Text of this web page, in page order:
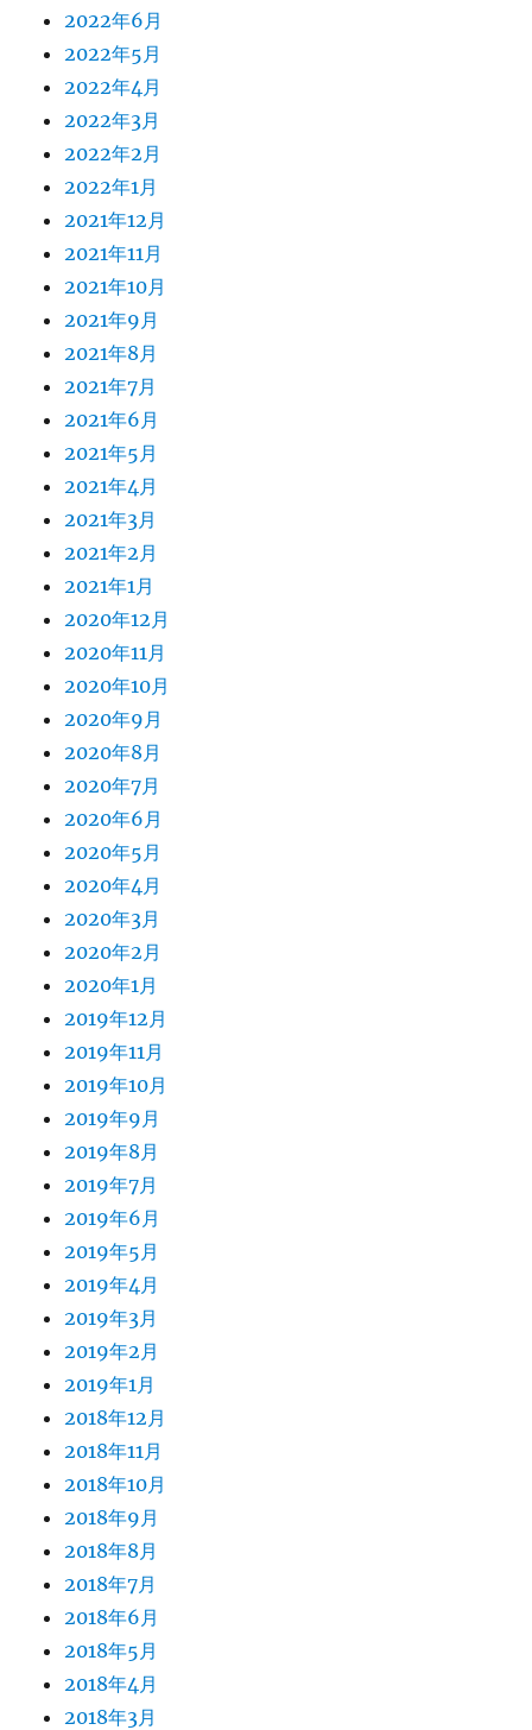
2022年6月
2022年5月
2022年4月
2022年3月
2022年2月
2022年1月
2021年12月
2021年11月
2021年10月
2021年9月
2021年8月
2021年7月
2021年6月
2021年5月
2021年4月
2021年3月
2021年2月
2021年1月
2020年12月
2020年11月
2020年10月
2020年9月
2020年8月
2020年7月
2020年6月
2020年5月
2020年4月
2020年3月
2020年2月
2020年1月
2019年12月
2019年11月
2019年10月
2019年9月
2019年8月
2019年7月
2019年6月
2019年5月
2019年4月
2019年3月
2019年2月
2019年1月
2018年12月
2018年11月
2018年10月
2018年9月
2018年8月
2018年7月
2018年6月
2018年5月
2018年4月
2018年3月